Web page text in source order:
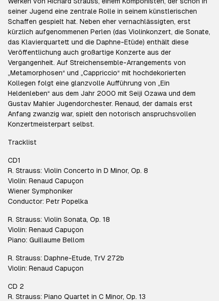
seiner Jugend eine zentrale Rolle in seinem künstlerischen
Schaffen gespielt hat. Neben eher vernachlässigten, erst
kürzlich aufgenommenen Perlen (das Violinkonzert, die Sonate,
das Klavierquartett und die Daphne-Etüde) enthält diese
Veröffentlichung auch großartige Konzerte aus der
Vergangenheit. Auf Streichensemble-Arrangements von
„Metamorphosen“ und „Cappriccio“ mit hochdekorierten
Kollegen folgt eine glanzvolle Aufführung von „Ein
Heldenleben“ aus dem Jahr 2000 mit Seiji Ozawa und dem
Gustav Mahler Jugendorchester. Renaud, der damals erst
Anfang zwanzig war, spielt den notorisch anspruchsvollen
Konzertmeisterpart selbst.
Tracklist
CD1
R. Strauss: Violin Concerto in D Minor, Op. 8
Violin: Renaud Capuçon
Wiener Symphoniker
Conductor: Petr Popelka
R. Strauss: Violin Sonata, Op. 18
Violin: Renaud Capuçon
Piano: Guillaume Bellom
R. Strauss: Daphne-Etude, TrV 272b
Violin: Renaud Capuçon
CD 2
R. Strauss: Piano Quartet in C Minor, Op. 13